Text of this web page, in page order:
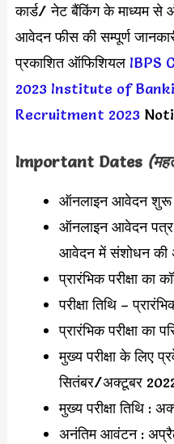
कार्ड/ नेट बैंकिंग के माध्यम से
आवेदन फीस की सम्पूर्ण
प्रकाशित ऑफिशियल IBPS
2023 Institute of
Recruitment 2023
Important Dates
ऑनलाइन आवेदन शुरू
ऑनलाइन आवेदन
आवेदन में संशोधन की
प्रारंभिक परीक्षा
परीक्षा तिथि –
प्रारंभिक परीक्षा का
मुख्य परीक्षा के लिए
सितंबर/अक्टूबर
मुख्य परीक्षा तिथि :
अनंतिम आवंटन :